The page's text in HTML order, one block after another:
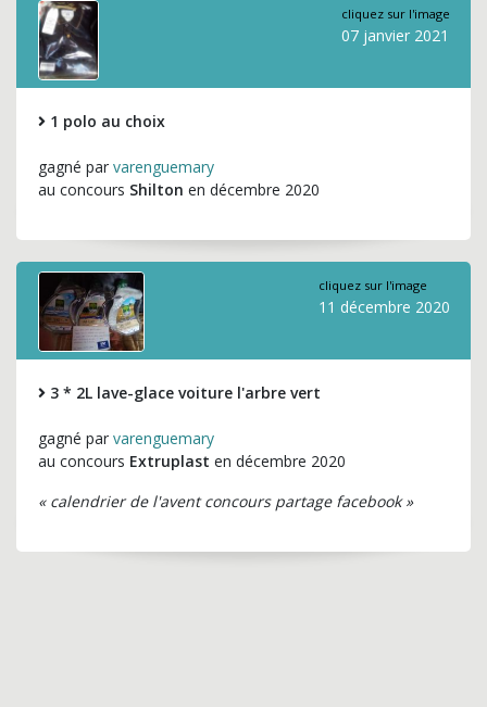
cliquez sur l'image
07 janvier 2021
1 polo au choix
gagné par varenguemary
au concours Shilton en décembre 2020
cliquez sur l'image
11 décembre 2020
3 * 2L lave-glace voiture l'arbre vert
gagné par varenguemary
au concours Extruplast en décembre 2020
« calendrier de l'avent concours partage facebook »